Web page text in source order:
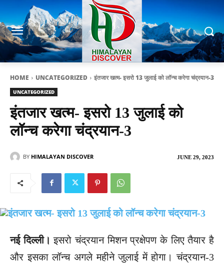
HOME UNCATEGORIZED इंतजार खत्म- इसरो 13 जुलाई को लॉन्च करेगा चंद्रयान-3
UNCATEGORIZED
इंतजार खत्म- इसरो 13 जुलाई को
लॉन्च करेगा चंद्रयान-3
JUNE 29, 2023
BY HIMALAYAN DISCOVER
नई दिल्ली। इसरो चंद्रयान मिशन प्रक्षेपण के लिए तैयार है
और इसका लॉन्च अगले महीने जुलाई में होगा। चंद्रयान-3